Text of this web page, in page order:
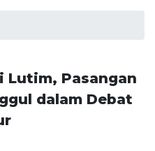
Lutim, Pasangan
dalam Debat